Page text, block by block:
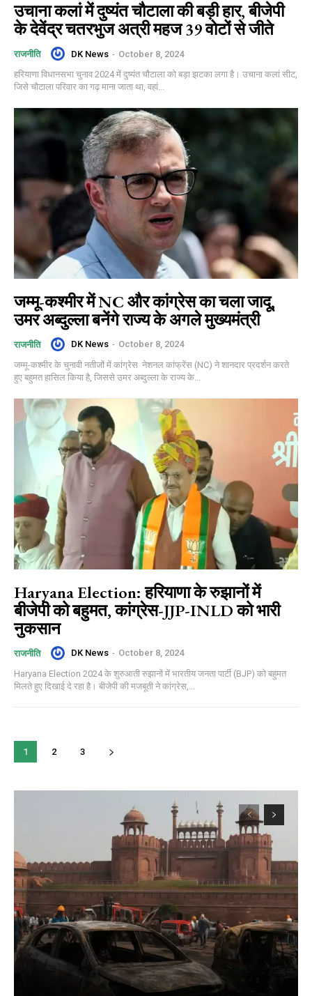
उचाना कलां में दुष्यंत चौटाला की बड़ी हार, बीजेपी
के देवेंद्र चतरभुज अत्री महज 39 वोटों से जीते
राजनीति DK News - October 8, 2024
हरियाणा विधानसभा चुनाव 2024 में दुष्यंत चौटाला को बड़ा झटका लगा है। उचाना कलां सीट,
जिसे चौटाला परिवार का गढ़ माना जाता था, वहां...
जम्मू-कश्मीर में NC और कांग्रेस का चला जादू,
उमर अब्दुल्ला बनेंगे राज्य के अगले मुख्यमंत्री
राजनीति DK News - October 8, 2024
जम्मू-कश्मीर के चुनावी नतीजों में कांग्रेस नेशनल कांफ्रेंस (NC) ने शानदार प्रदर्शन करते
हुए बहुमत हासिल किया है, जिससे उमर अब्दुल्ला के राज्य के...
Haryana Election: हरियाणा के रुझानों में
बीजेपी को बहुमत, कांग्रेस-JJP-INLD को भारी
नुकसान
राजनीति DK News - October 8, 2024
Haryana Election 2024 के शुरुआती रुझानों में भारतीय जनता पार्टी (BJP) को बहुमत
मिलते हुए दिखाई दे रहा है। बीजेपी की मजबूती ने कांग्रेस,...
1 2 3